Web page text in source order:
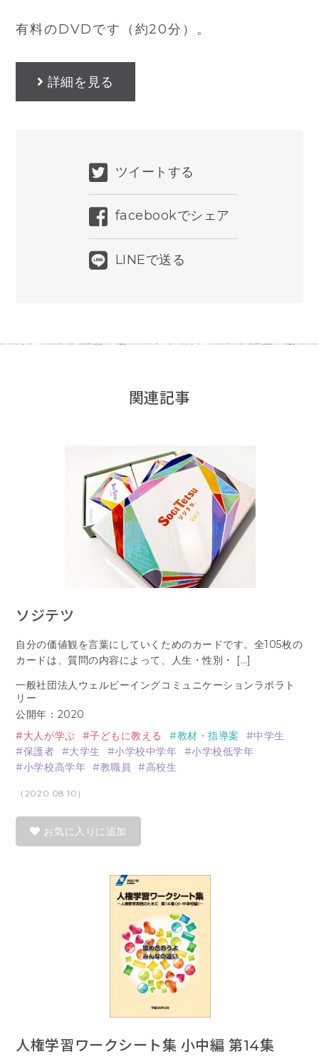
有料のDVDです（約20分）。
詳細を見る
ツイートする
facebookでシェア
LINEで送る
関連記事
ソジテツ
自分の価値観を言葉にしていくためのカードです。全105枚の
カードは、質問の内容によって、人生・性別・ […]
一般社団法人ウェルビーイングコミュニケーションラボラト
リー
公開年：2020
大人が学ぶ
子どもに教える 教材・指導案
中学生
保護者
大学生 小学校中学年
小学校低学年
小学校高学年
教職員 高校生
（2020.08.10）
お気に入りに追加
人権学習ワークシート集 小中編 第14集